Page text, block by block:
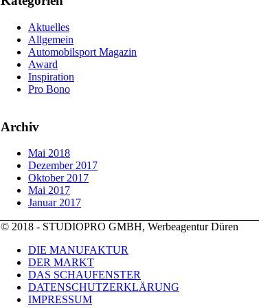
Aktuelles
Allgemein
Automobilsport Magazin
Award
Inspiration
Pro Bono
Archiv
Mai 2018
Dezember 2017
Oktober 2017
Mai 2017
Januar 2017
© 2018 - STUDIOPRO GMBH, Werbeagentur Düren
DIE MANUFAKTUR
DER MARKT
DAS SCHAUFENSTER
DATENSCHUTZERKLÄRUNG
IMPRESSUM